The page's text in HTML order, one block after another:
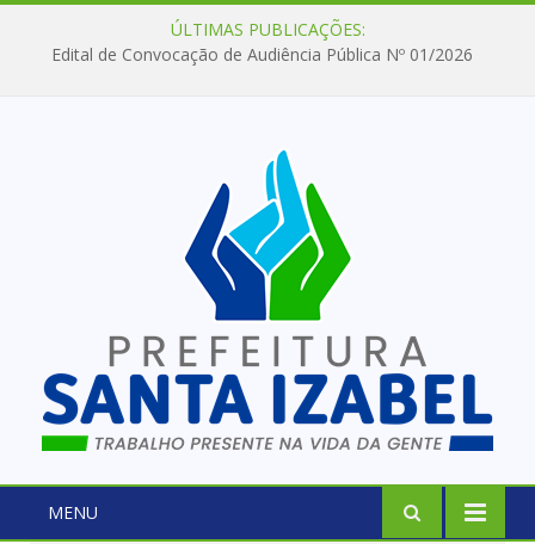
ÚLTIMAS PUBLICAÇÕES:
Edital de Convocação de Audiência Pública Nº 01/2026
MENU